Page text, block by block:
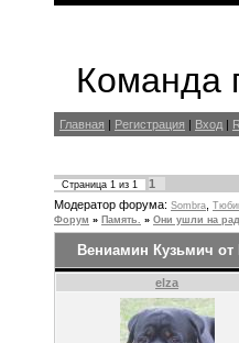
Команда
Главная | Регистрация | Вход |
Страница 1 из 1
1
Модератор форума: Sombra
Форум » Память. » Они ушли на
Вениамин Кузьмич
elza